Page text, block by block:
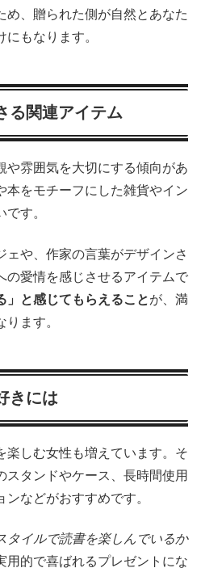
め、贈られた側が自然とあなた
もなります。
る関連アイテム
や雰囲気を大切にする傾向があ
本をモチーフにした雑貨やイン
す。
ェや、作家の言葉がデザインさ
の愛情を感じさせるアイテムで
」と感じてもらえることが、満
ます。
きには
楽しむ女性も増えています。そ
スタンドやケース、長時間使用
などがおすすめです。
タイルで読書を楽しんでいるか
用的で喜ばれるプレゼントにな